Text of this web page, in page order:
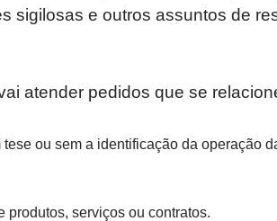
sigilosas e outros assuntos de
atender pedidos que se
ou sem a identificação da operação
produtos, serviços ou contratos.